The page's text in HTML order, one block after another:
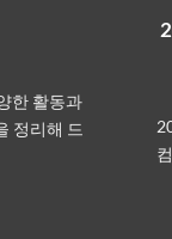
한 활동과
정리해 드